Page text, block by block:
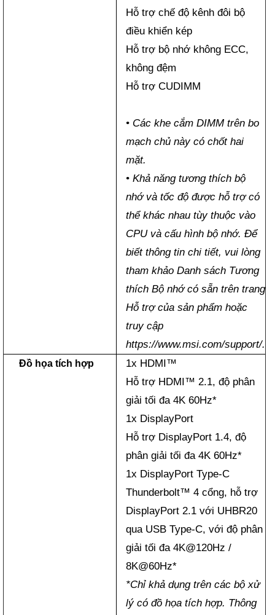
Hỗ trợ chế độ kênh đôi bộ
điều khiển kép
Hỗ trợ bộ nhớ không ECC,
không đệm
Hỗ trợ CUDIMM
• Các khe cắm DIMM trên bo
mạch chủ này có chốt hai
mặt.
• Khả năng tương thích bộ
nhớ và tốc độ được hỗ trợ có
thể khác nhau tùy thuộc vào
CPU và cấu hình bộ nhớ. Để
biết thông tin chi tiết, vui lòng
tham khảo Danh sách Tương
thích Bộ nhớ có sẵn trên trang
Hỗ trợ của sản phẩm hoặc
truy cập
https://www.msi.com/support/.
Đồ họa tích hợp
1x HDMI™
Hỗ trợ HDMI™ 2.1, độ phân
giải tối đa 4K 60Hz*
1x DisplayPort
Hỗ trợ DisplayPort 1.4, độ
phân giải tối đa 4K 60Hz*
1x DisplayPort Type-C
Thunderbolt™ 4 cổng, hỗ trợ
DisplayPort 2.1 với UHBR20
qua USB Type-C, với độ phân
giải tối đa 4K@120Hz /
8K@60Hz*
*Chỉ khả dụng trên các bộ xử
lý có đồ họa tích hợp. Thông